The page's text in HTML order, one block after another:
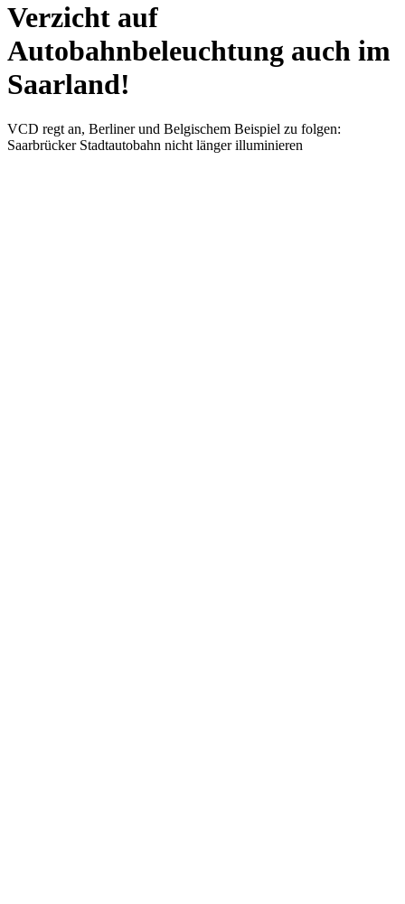
Verzicht auf
Autobahnbeleuchtung auch im
Saarland!
VCD regt an, Berliner und Belgischem Beispiel zu folgen:
Saarbrücker Stadtautobahn nicht länger illuminieren